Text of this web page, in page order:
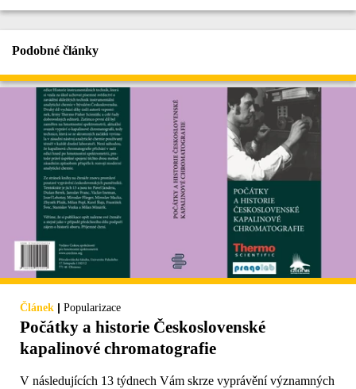
Podobné články
Článek | Popularizace
Počátky a historie Československé
kapalinové chromatografie
V následujících 13 týdnech Vám skrze vyprávění významných